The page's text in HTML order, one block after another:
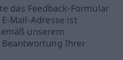
das Feedback-Formular
Mail-Adresse ist
unserem
Ihrer